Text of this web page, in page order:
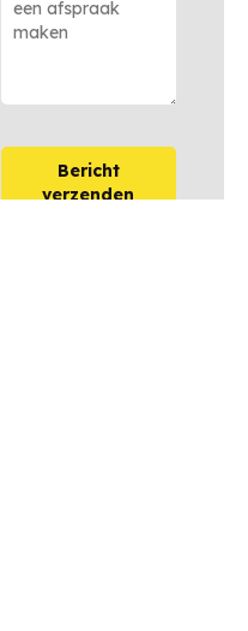
Bericht
verzenden